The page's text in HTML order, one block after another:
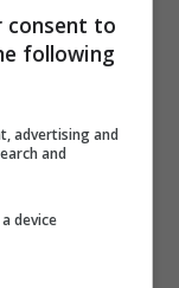
consent to
following
advertising and
and
device